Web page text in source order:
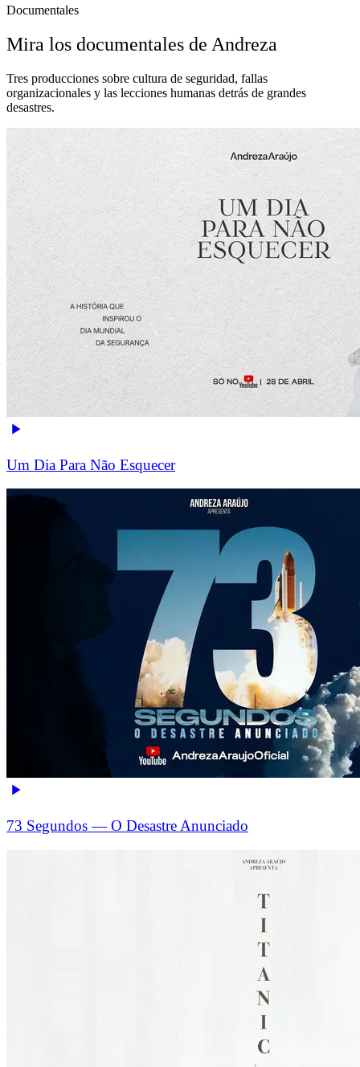
Documentales
Mira los documentales de Andreza
Tres producciones sobre cultura de seguridad, fallas
organizacionales y las lecciones humanas detrás de grandes
desastres.
Um Dia Para Não Esquecer
73 Segundos — O Desastre Anunciado